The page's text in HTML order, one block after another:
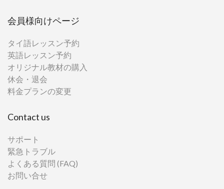
会員様向けページ
タイ語レッスン予約
英語レッスン予約
オリジナル教材の購入
休会・退会
料金プランの変更
Contact us
サポート
緊急トラブル
よくある質問 (FAQ)
お問い合せ